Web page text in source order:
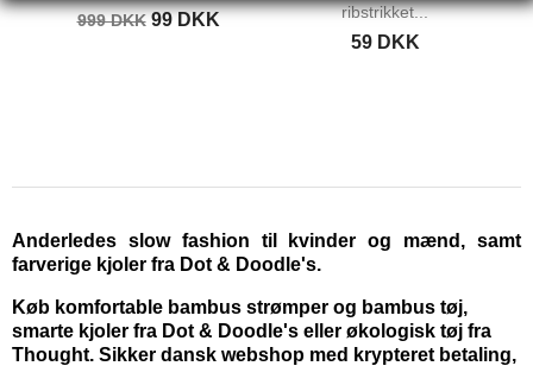
999 DKK 99 DKK
ribstrikket...
59 DKK
Anderledes slow fashion til kvinder og mænd, samt
farverige kjoler fra Dot & Doodle's.
Køb komfortable bambus strømper og bambus tøj,
smarte kjoler fra Dot & Doodle's eller økologisk tøj fra
Thought. Sikker dansk webshop med krypteret betaling,